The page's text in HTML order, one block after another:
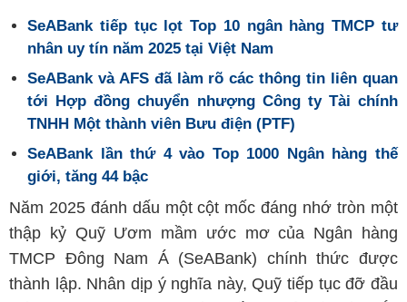
SeABank tiếp tục lọt Top 10 ngân hàng TMCP tư
nhân uy tín năm 2025 tại Việt Nam
SeABank và AFS đã làm rõ các thông tin liên quan
tới Hợp đồng chuyển nhượng Công ty Tài chính
TNHH Một thành viên Bưu điện (PTF)
SeABank lần thứ 4 vào Top 1000 Ngân hàng thế
giới, tăng 44 bậc
Năm 2025 đánh dấu một cột mốc đáng nhớ tròn một
thập kỷ Quỹ Ươm mầm ước mơ của Ngân hàng
TMCP Đông Nam Á (SeABank) chính thức được
thành lập. Nhân dịp ý nghĩa này, Quỹ tiếp tục đỡ đầu